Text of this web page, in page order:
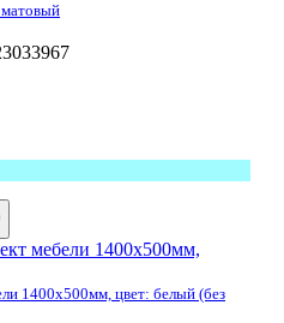
1400x500мм, цвет: белый (без